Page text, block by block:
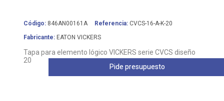
Código: 846AN00161A Referencia: CVCS-16-A-K-20
Fabricante: EATON VICKERS
Tapa para elemento lógico VICKERS serie CVCS diseño
20
Pide presupuesto